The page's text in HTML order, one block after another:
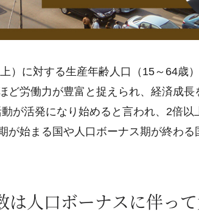
）に対する生産年齢人口（15～64歳
ど労働力が豊富と捉えられ、経済成
が活発になり始めると言われ、2倍以
が始まる国や人口ボーナス期が終わ
は人口ボーナスに伴っ